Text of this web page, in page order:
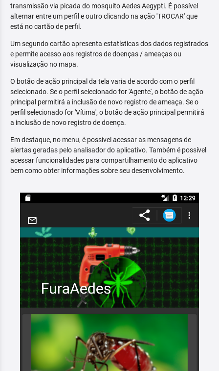
transmissão via picada do mosquito Aedes Aegypti. É possível
alternar entre um perfil e outro clicando na ação 'TROCAR' que
está no cartão de perfil.
Um segundo cartão apresenta estatísticas dos dados registrados
e permite acesso aos registros de doenças / ameaças ou
visualização no mapa.
O botão de ação principal da tela varia de acordo com o perfil
selecionado. Se o perfil selecionado for 'Agente', o botão de ação
principal permitirá a inclusão de novo registro de ameaça. Se o
perfil selecionado for 'Vítima', o botão de ação principal permitirá
a inclusão de novo registro de doença.
Em destaque, no menu, é possível acessar as mensagens de
alertas geradas pelo analisador do aplicativo. Também é possível
acessar funcionalidades para compartilhamento do aplicativo
bem como obter informações sobre seu desenvolvimento.